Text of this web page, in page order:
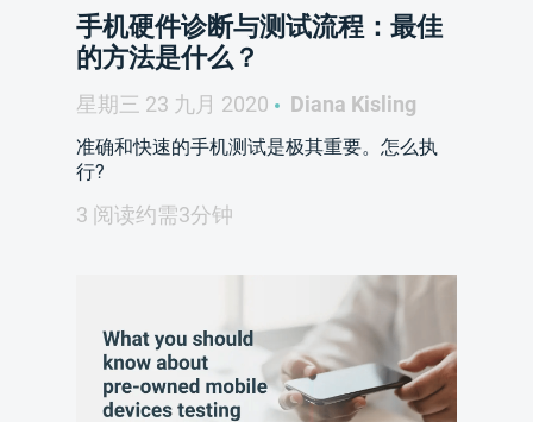
手机硬件诊断与测试流程：最佳
的方法是什么？
星期三 23 九月 2020 Diana Kisling
准确和快速的手机测试是极其重要。怎么执
行?
3 阅读约需3分钟